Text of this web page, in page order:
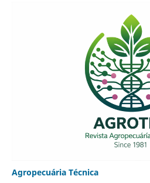
Agropecuária Técnica